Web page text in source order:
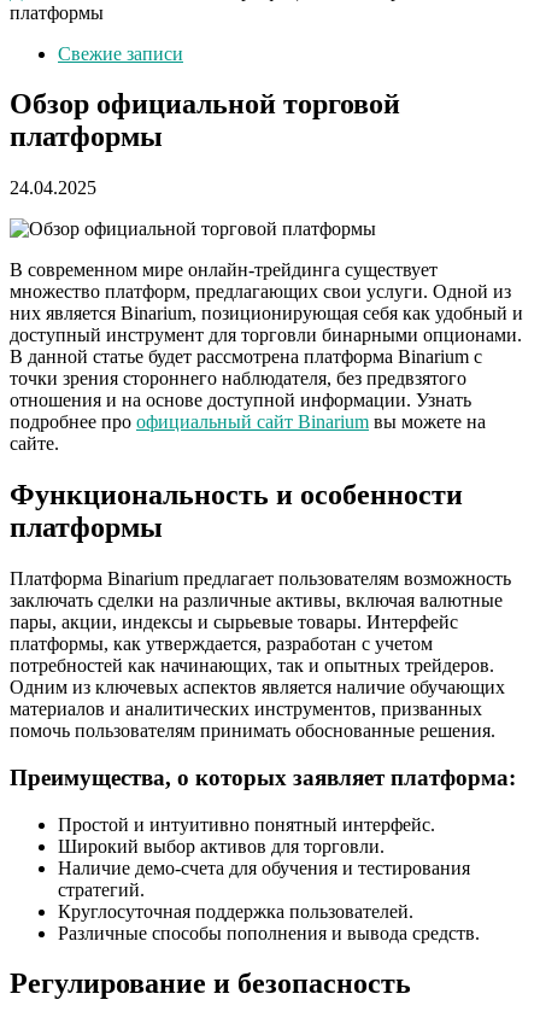
платформы
Свежие записи
Обзор официальной торговой
платформы
24.04.2025
В современном мире онлайн-трейдинга существует
множество платформ, предлагающих свои услуги. Одной из
них является Binarium, позиционирующая себя как удобный и
доступный инструмент для торговли бинарными опционами.
В данной статье будет рассмотрена платформа Binarium с
точки зрения стороннего наблюдателя, без предвзятого
отношения и на основе доступной информации. Узнать
подробнее про официальный сайт Binarium вы можете на
сайте.
Функциональность и особенности
платформы
Платформа Binarium предлагает пользователям возможность
заключать сделки на различные активы, включая валютные
пары, акции, индексы и сырьевые товары. Интерфейс
платформы, как утверждается, разработан с учетом
потребностей как начинающих, так и опытных трейдеров.
Одним из ключевых аспектов является наличие обучающих
материалов и аналитических инструментов, призванных
помочь пользователям принимать обоснованные решения.
Преимущества, о которых заявляет платформа:
Простой и интуитивно понятный интерфейс.
Широкий выбор активов для торговли.
Наличие демо-счета для обучения и тестирования
стратегий.
Круглосуточная поддержка пользователей.
Различные способы пополнения и вывода средств.
Регулирование и безопасность